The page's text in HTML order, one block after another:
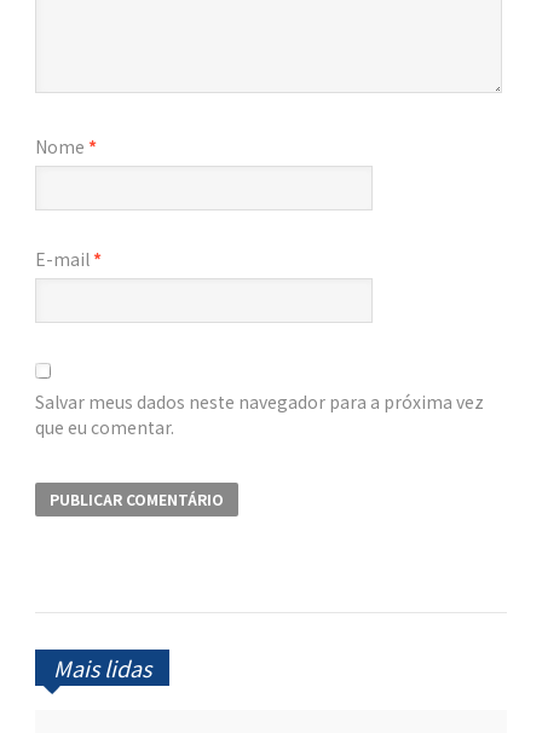
Nome *
E-mail*
Salvar meus dados neste navegador para a próxima vez
que eu comentar.
Mais lidas